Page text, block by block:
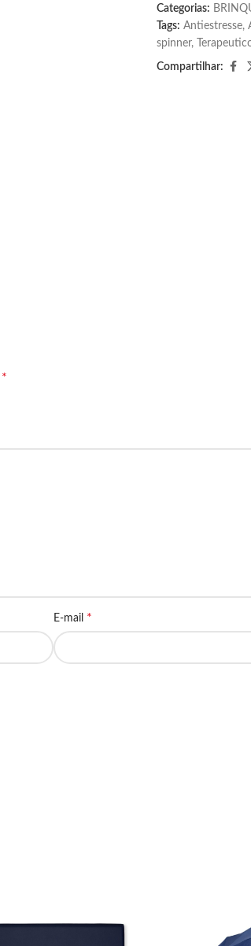
Categorias:
Tags: Antiestresse,
spinner,
Compartilhar:
*
E-mail *